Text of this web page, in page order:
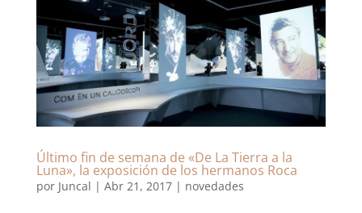
Último fin de semana de «De La Tierra a la
Luna», la exposición de los hermanos Roca
por Juncal | Abr 21, 2017| novedades